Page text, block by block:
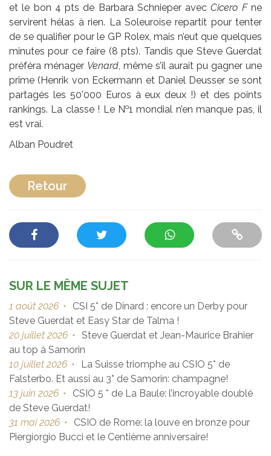
et le bon 4 pts de Barbara Schnieper avecCicero Fne
servirent hélas à rien. La Soleuroise repartit pour tenter
de se qualifier pour le GP Rolex, mais n’eut que quelques
minutes pour ce faire (8 pts). Tandis que Steve Guerdat
préféra ménager Venard, même s’il aurait pu gagner une
prime (Henrik von Eckermann et Daniel Deusser se sont
partagés les 50'000 Euros à eux deux !) et des points
rankings. La classe ! Le No1 mondial n’en manque pas, il
est vrai.
Alban Poudret
Retour
SUR LE MÊME SUJET
1 août 2026 •
CSI 5* de Dinard : encore un Derby pour
Steve Guerdat et Easy Star de Talma !
20 juillet 2026 • Steve Guerdat et Jean-Maurice Brahier
au top à Samorin
10 juillet 2026 •
La Suisse triomphe au CSIO 5* de
Falsterbo. Et aussi au 3* de Samorin: champagne!
13 juin 2026 •
CSIO 5 * de La Baule: l’incroyable doublé
de Steve Guerdat!
31 mai 2026 •
CSIO de Rome: la louve en bronze pour
Piergiorgio Bucci et le Centième anniversaire!